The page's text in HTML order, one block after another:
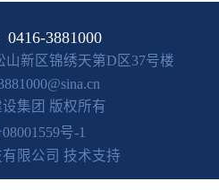
0416-3881000
山新区锦绣天第D区37号楼
集团 版权所有
号-1
限公司 技术支持